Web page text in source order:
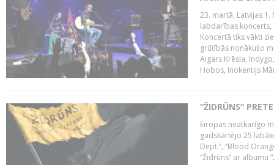
23. martā, Latvijas 1.
labdarības koncerts,
Koncertā tiks vākti
grūtībās nonākušo
Aigars Krēsla,
Hobos, Inokentijs
“ŽIDRŪNS”
Eiropas neatkarīgo
gadskārtējo 25
Dept.”, “Blood
“Židrūns” ar albumu